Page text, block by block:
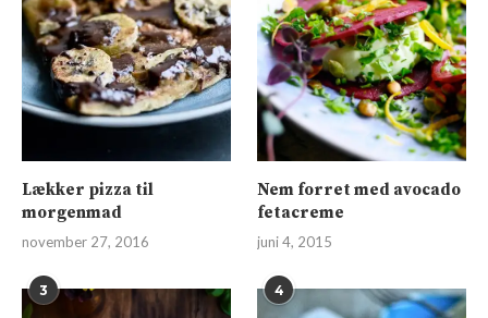
Lækker pizza til
morgenmad
november 27, 2016
Nem forret med avocado
fetacreme
juni 4, 2015
3 4